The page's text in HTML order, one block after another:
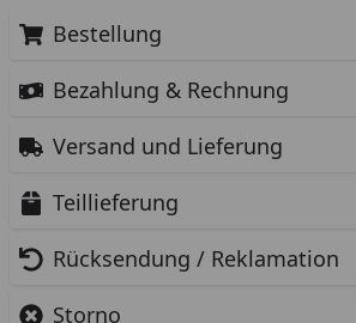
Bestellung
Bezahlung & Rechnung
Versand und Lieferung
Teillieferung
Rücksendung / Reklamation
Storno